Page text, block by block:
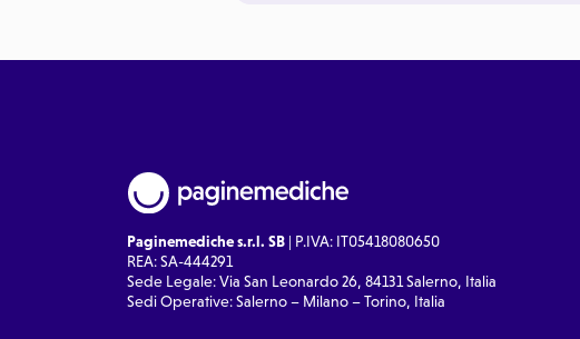
Paginemediche s.r.l. SB | P.IVA: IT05418080650
REA: SA-444291
Sede Legale: Via San Leonardo 26, 84131 Salerno, Italia
Sedi Operative: Salerno – Milano – Torino, Italia